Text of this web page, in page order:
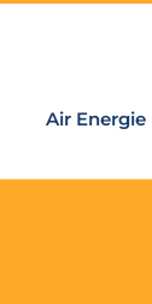
Air Energie